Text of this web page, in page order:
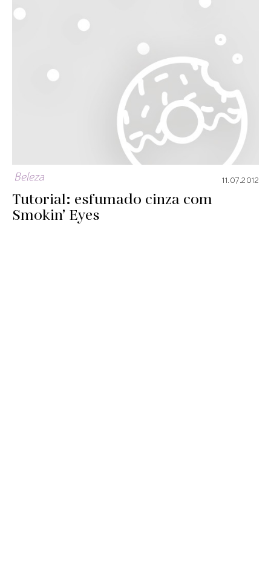
Beleza 11.07.2012
Tutorial: esfumado cinza com
Smokin’ Eyes